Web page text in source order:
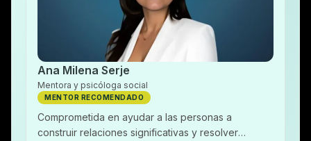
Ana Milena Serje
Mentora y psicóloga social
MENTOR RECOMENDADO
Comprometida en ayudar a las personas a
construir relaciones significativas y resolver